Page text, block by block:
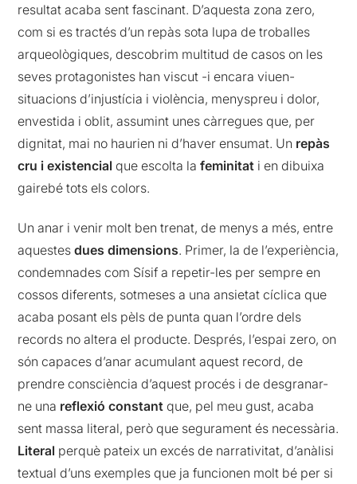
resultat acaba sent fascinant. D’aquesta zona zero,
com si es tractés d’un repàs sota lupa de troballes
arqueològiques, descobrim multitud de casos on les
seves protagonistes han viscut -i encara viuen-
situacions d’injustícia i violència, menyspreu i dolor,
envestida i oblit, assumint unes càrregues que, per
dignitat, mai no haurien ni d’haver ensumat. Un repàs
cru i existencial que escolta lafeminitat i en dibuixa
gairebé tots els colors.
Un anar i venir molt ben trenat, de menys a més, entre
aquestesdues dimensions. Primer, la de l’experiència,
condemnades com Sísif a repetir-les per sempre en
cossos diferents, sotmeses a una ansietat cíclica que
acaba posant els pèls de punta quan l’ordre dels
records no altera el producte. Després, l’espai zero, on
són capaces d’anar acumulant aquest record, de
prendre consciència d’aquest procés i de desgranar-
ne una reflexió constant que, pel meu gust, acaba
sent massa literal, però que segurament és necessària.
Literal perquè pateix un excés de narrativitat, d’anàlisi
textual d’uns exemples que ja funcionen molt bé per si